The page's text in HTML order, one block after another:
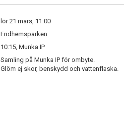
lör 21 mars, 11:00
Fridhemsparken
10:15, Munka IP
Samling på Munka IP för ombyte.
Glöm ej skor, benskydd och vattenflaska.